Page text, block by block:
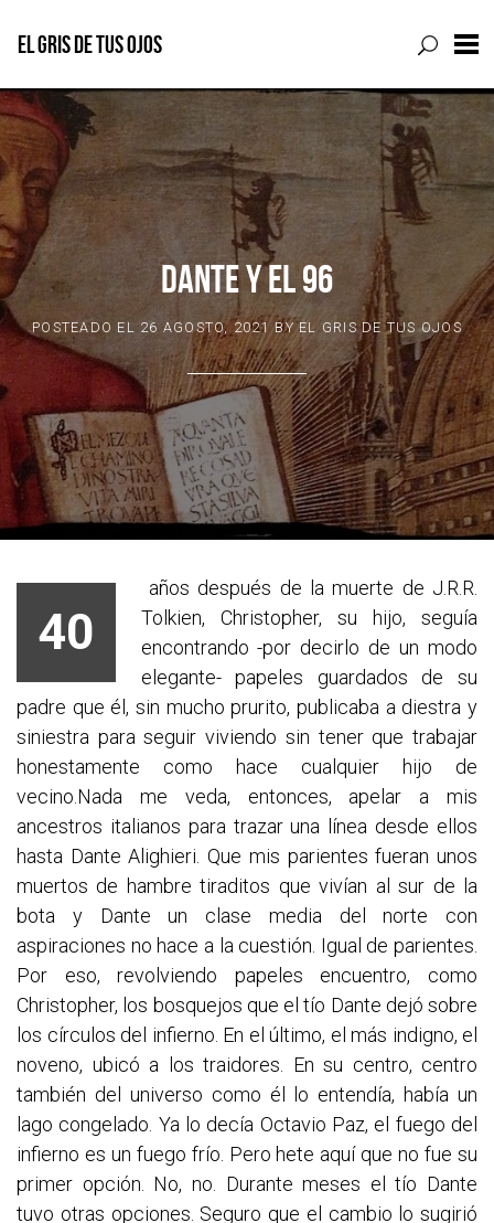
Skip
to
content
EL GRIS DE TUS OJOS
DANTE Y EL 96
POSTEADO EL 26 AGOSTO, 2021BYEL GRIS DE TUS OJOS
40
años después de la muerte de J.R.R.
Tolkien, Christopher, su hijo, seguía
encontrando -por decirlo de un modo
elegante- papeles guardados de su
padre que él, sin mucho prurito, publicaba a diestra y
siniestra para seguir viviendo sin tener que trabajar
honestamente como hace cualquier hijo de
vecino.Nada me veda, entonces, apelar a mis
ancestros italianos para trazar una línea desde ellos
hasta Dante Alighieri. Que mis parientes fueran unos
muertos de hambre tiraditos que vivían al sur de la
bota y Dante un clase media del norte con
aspiraciones no hace a la cuestión. Igual de parientes.
Por eso, revolviendo papeles encuentro, como
Christopher, los bosquejos que el tío Dante dejó sobre
los círculos del infierno. En el último, el más indigno, el
noveno, ubicó a los traidores. En su centro, centro
también del universo como él lo entendía, había un
lago congelado. Ya lo decía Octavio Paz, el fuego del
infierno es un fuego frío. Pero hete aquí que no fue su
primer opción. No, no. Durante meses el tío Dante
tuvo otras opciones. Seguro que el cambio lo sugirió